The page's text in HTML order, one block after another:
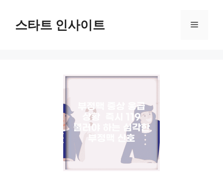
스타트 인사이트 메